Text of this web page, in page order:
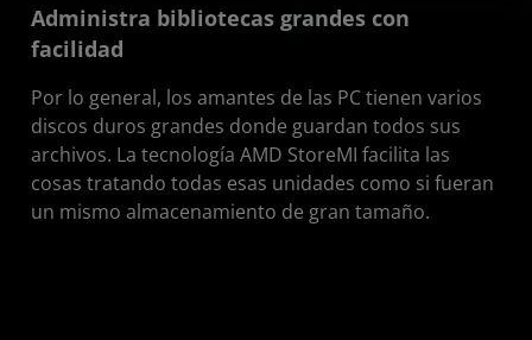
Administra bibliotecas grandes con
facilidad
Por lo general, los amantes de las PC tienen varios
discos duros grandes donde guardan todos sus
archivos. La tecnología AMD StoreMI facilita las
cosas tratando todas esas unidades como si fueran
un mismo almacenamiento de gran tamaño.